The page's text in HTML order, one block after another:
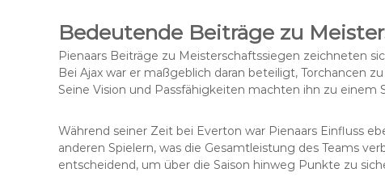
Bedeutende Beiträge zu
Pienaars Beiträge zu Meisterschaftssiegen zeichneten
Bei Ajax war er maßgeblich daran beteiligt, Torchancen
Seine Vision und Passfähigkeiten machten ihn zu einem
Während seiner Zeit bei Everton war Pienaars Einfluss
anderen Spielern, was die Gesamtleistung des Teams
entscheidend, um über die Saison hinweg Punkte zu